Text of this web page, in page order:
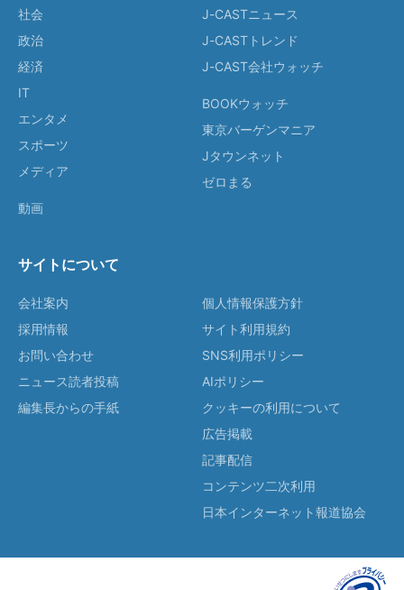
社会
政治
経済
IT
エンタメ
スポーツ
メディア
動画
J-CASTニュース
J-CASTトレンド
J-CAST会社ウォッチ
BOOKウォッチ
東京バーゲンマニア
Jタウンネット
ゼロまる
サイトについて
会社案内
採用情報
お問い合わせ
ニュース読者投稿
編集長からの手紙
個人情報保護方針
サイト利用規約
SNS利用ポリシー
AIポリシー
クッキーの利用について
広告掲載
記事配信
コンテンツ二次利用
日本インターネット報道協会